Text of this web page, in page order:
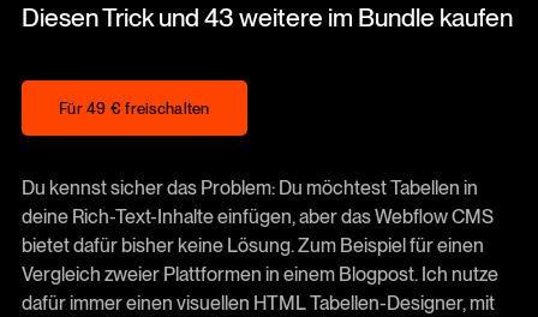
Diesen Trick und 43 weitere im Bundle kaufen
Für 49 € freischalten
Für 49 € freischalten
Du kennst sicher das Problem: Du möchtest Tabellen in
deine Rich-Text-Inhalte einfügen, aber das Webflow CMS
bietet dafür bisher keine Lösung. Zum Beispiel für einen
Vergleich zweier Plattformen in einem Blogpost. Ich nutze
dafür immer einen visuellen HTML Tabellen-Designer, mit